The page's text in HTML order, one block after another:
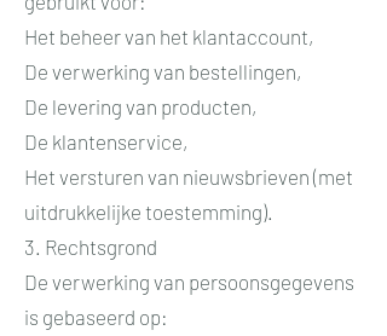
Het beheer van het klantaccount,
De verwerking van bestellingen,
De levering van producten,
De klantenservice,
Het versturen van nieuwsbrieven (met
uitdrukkelijke toestemming).
3. Rechtsgrond
De verwerking van persoonsgegevens
is gebaseerd op: